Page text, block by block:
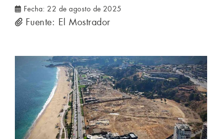
Fecha: 22 de agosto de 2025
Fuente: El Mostrador